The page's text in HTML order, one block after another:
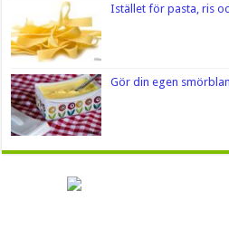
Istället för pasta, ris
Gör din egen